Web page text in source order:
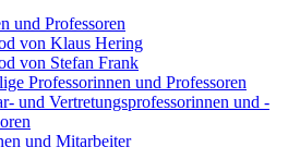
und Professoren
von Klaus Hering
von Stefan Frank
Professorinnen und Professoren
und Vertretungsprofessorinnen und -
und Mitarbeiter